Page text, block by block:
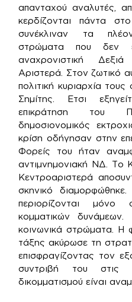
απανταχού αναλυτές,
κερδίζονται πάντα
συνέκλιναν τα
στρώματα που δεν
αναχρονιστική
Αριστερά. Στον ζωτικό
πολιτική κυριαρχία
Σημίτης. Ετσι
επικράτηση
δημοσιονομικός
κρίση οδήγησαν στην
Φορείς του ήταν
αντιμνημονιακή ΝΔ. Το
Κεντροαριστερά
σκηνικό
περιορίζονται
κομματικών
κοινωνικά στρώματα. Η
τάξης ακύρωσε τη
επισφραγίζοντας τον
συντριβή του στις
δικομματισμού είναι